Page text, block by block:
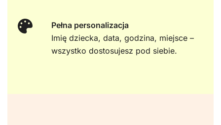
Pełna personalizacja
Imię dziecka, data, godzina, miejsce –
wszystko dostosujesz pod siebie.